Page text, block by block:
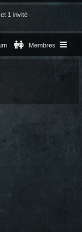
1 invité
Membres